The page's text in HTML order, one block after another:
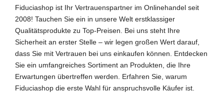
Fiduciashop ist Ihr Vertrauenspartner im Onlinehandel seit
2008! Tauchen Sie ein in unsere Welt erstklassiger
Qualitätsprodukte zu Top-Preisen. Bei uns steht Ihre
Sicherheit an erster Stelle – wir legen großen Wert darauf,
dass Sie mit Vertrauen bei uns einkaufen können. Entdecken
Sie ein umfangreiches Sortiment an Produkten, die Ihre
Erwartungen übertreffen werden. Erfahren Sie, warum
Fiduciashop die erste Wahl für anspruchsvolle Käufer ist.